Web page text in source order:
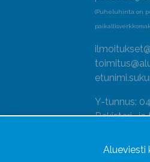
(Puheluhinta on
Y-tunnus:
Rekisteri-
Seuraa
Alueviesti